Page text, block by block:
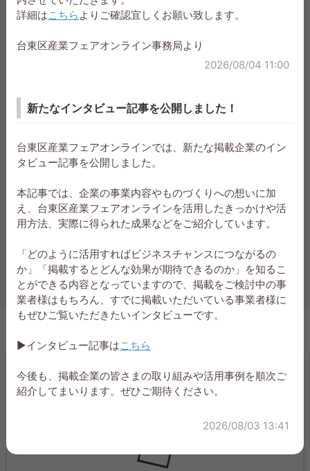
自社ＥＣサイトあり Instagramやってます
ソート
50音順 アクセス順(週間)
リセット 検索する
詳細はこちら よりご確認宜しくお願い致します。
台東区産業フェアオンライン事務局より
2026/08/04 11:00
新たなインタビュー記事を公開しました！
台東区産業フェアオンラインでは、新たな掲載企業のイン
タビュー記事を公開しました。
本記事では、企業の事業内容やものづくりへの想いに加
え、台東区産業フェアオンラインを活用したきっかけや活
用方法、実際に得られた成果などをご紹介しています。
「どのように活用すればビジネスチャンスにつながるの
か」「掲載するとどんな効果が期待できるのか」を知るこ
とができる内容となっていますので、掲載をご検討中の事
業者様はもちろん、すでに掲載いただいている事業者様に
もぜひご覧いただきたいインタビューです。
▶インタビュー記事はこちら
今後も、掲載企業の皆さまの取り組みや活用事例を順次ご
紹介してまいります。ぜひご期待ください。
2026/08/03 13:41